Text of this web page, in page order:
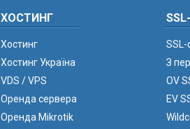
ХОСТИНГ
Хостинг
Хостинг Україна
VDS / VPS
Оренда сервера
Оренда Mikrotik
SSL-
З
OV
EV